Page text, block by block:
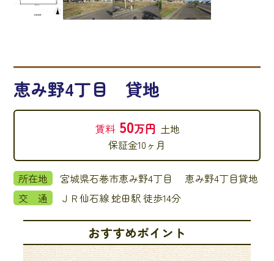
恵み野4丁目 貸地
賃料 50万円 土地
保証金10ヶ月
所在地
宮城県石巻市恵み野4丁目 恵み野4丁目貸地
交 通
ＪＲ仙石線 蛇田駅 徒歩14分
おすすめポイント